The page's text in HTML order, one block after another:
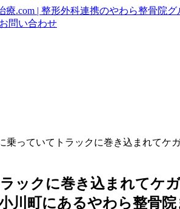
お問い合わせ
乗っていてトラックに巻き込まれてケ
ックに巻き込まれてケ
川町にあるやわら整骨